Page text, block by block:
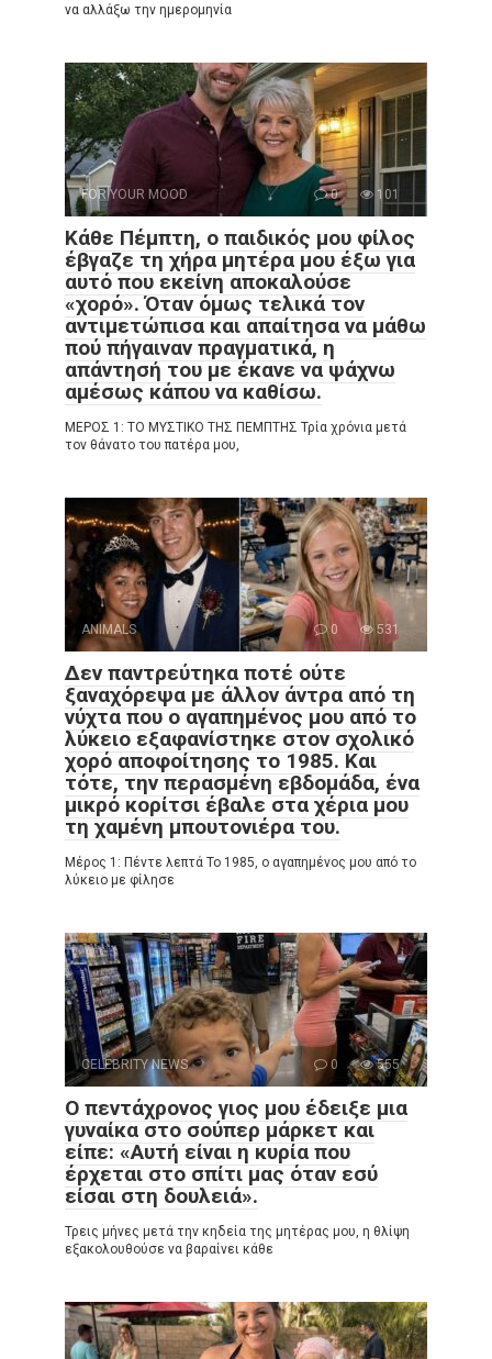
να αλλάξω την ημερομηνία
FOR YOUR MOOD 0 101
Κάθε Πέμπτη, ο παιδικός μου φίλος
έβγαζε τη χήρα μητέρα μου έξω για
αυτό που εκείνη αποκαλούσε
«χορό». Όταν όμως τελικά τον
αντιμετώπισα και απαίτησα να μάθω
πού πήγαιναν πραγματικά, η
απάντησή του με έκανε να ψάχνω
αμέσως κάπου να καθίσω.
ΜΕΡΟΣ 1: ΤΟ ΜΥΣΤΙΚΟ ΤΗΣ ΠΕΜΠΤΗΣ Τρία χρόνια μετά
τον θάνατο του πατέρα μου,
ANIMALS 0 531
Δεν παντρεύτηκα ποτέ ούτε
ξαναχόρεψα με άλλον άντρα από τη
νύχτα που ο αγαπημένος μου από το
λύκειο εξαφανίστηκε στον σχολικό
χορό αποφοίτησης το 1985. Και
τότε, την περασμένη εβδομάδα, ένα
μικρό κορίτσι έβαλε στα χέρια μου
τη χαμένη μπουτονιέρα του.
Μέρος 1: Πέντε λεπτά Το 1985, ο αγαπημένος μου από το
λύκειο με φίλησε
CELEBRITY NEWS 0 555
Ο πεντάχρονος γιος μου έδειξε μια
γυναίκα στο σούπερ μάρκετ και
είπε: «Αυτή είναι η κυρία που
έρχεται στο σπίτι μας όταν εσύ
είσαι στη δουλειά».
Τρεις μήνες μετά την κηδεία της μητέρας μου, η θλίψη
εξακολουθούσε να βαραίνει κάθε